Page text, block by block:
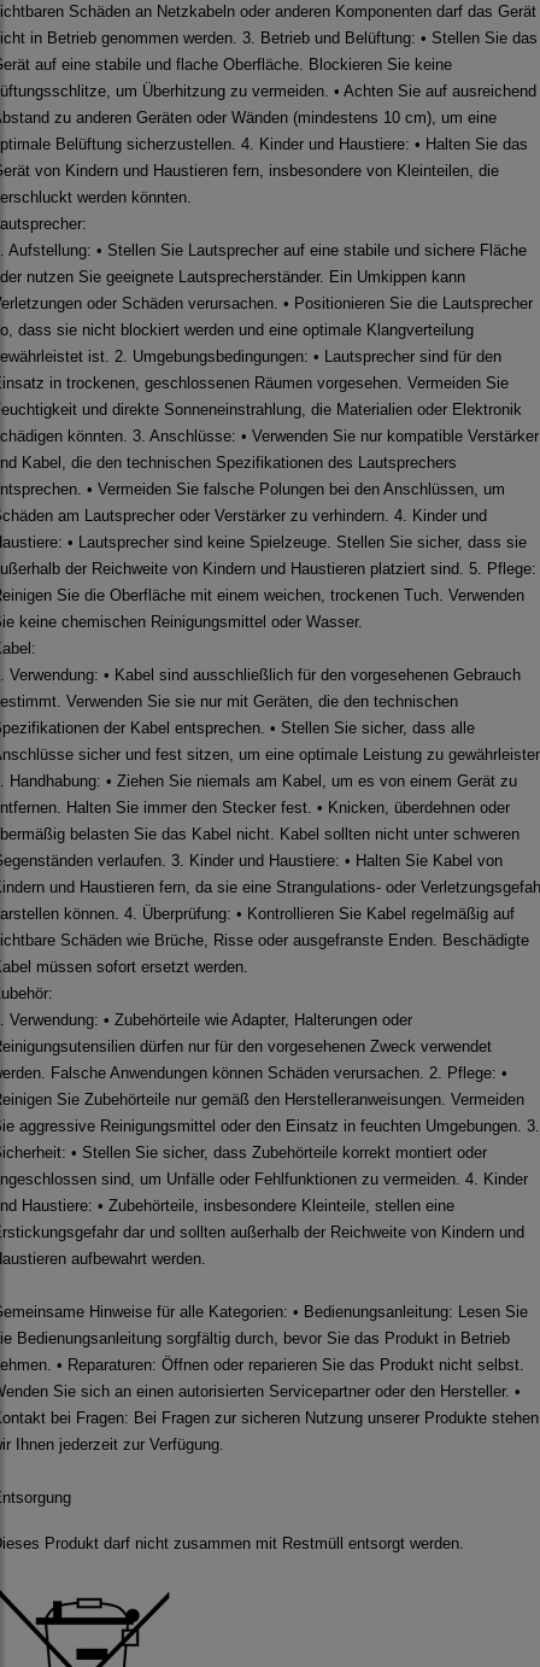
Schäden an Netzkabeln oder anderen Komponenten darf das Gerät
in Betrieb genommen werden. 3. Betrieb und Belüftung: • Stellen Sie das
auf eine stabile und flache Oberfläche. Blockieren Sie keine
um Überhitzung zu vermeiden. • Achten Sie auf ausreichend
zu anderen Geräten oder Wänden (mindestens 10 cm), um eine
Belüftung sicherzustellen. 4. Kinder und Haustiere: • Halten Sie das
von Kindern und Haustieren fern, insbesondere von Kleinteilen, die
werden könnten.
Aufstellung: • Stellen Sie Lautsprecher auf eine stabile und sichere Fläche
nutzen Sie geeignete Lautsprecherständer. Ein Umkippen kann
oder Schäden verursachen. • Positionieren Sie die Lautsprecher
dass sie nicht blockiert werden und eine optimale Klangverteilung
ist. 2. Umgebungsbedingungen: • Lautsprecher sind für den
in trockenen, geschlossenen Räumen vorgesehen. Vermeiden Sie
und direkte Sonneneinstrahlung, die Materialien oder Elektronik
könnten. 3. Anschlüsse: • Verwenden Sie nur kompatible Verstärker
Kabel, die den technischen Spezifikationen des Lautsprechers
• Vermeiden Sie falsche Polungen bei den Anschlüssen, um
am Lautsprecher oder Verstärker zu verhindern. 4. Kinder und
• Lautsprecher sind keine Spielzeuge. Stellen Sie sicher, dass sie
der Reichweite von Kindern und Haustieren platziert sind. 5. Pflege:
Sie die Oberfläche mit einem weichen, trockenen Tuch. Verwenden
keine chemischen Reinigungsmittel oder Wasser.
Verwendung: • Kabel sind ausschließlich für den vorgesehenen Gebrauch
Verwenden Sie sie nur mit Geräten, die den technischen
der Kabel entsprechen. • Stellen Sie sicher, dass alle
sicher und fest sitzen, um eine optimale Leistung zu
Handhabung: • Ziehen Sie niemals am Kabel, um es von einem Gerät zu
Halten Sie immer den Stecker fest. • Knicken, überdehnen oder
belasten Sie das Kabel nicht. Kabel sollten nicht unter schweren
verlaufen. 3. Kinder und Haustiere: • Halten Sie Kabel von
und Haustieren fern, da sie eine Strangulations- oder
können. 4. Überprüfung: • Kontrollieren Sie Kabel regelmäßig auf
Schäden wie Brüche, Risse oder ausgefranste Enden. Beschädigte
müssen sofort ersetzt werden.
Verwendung: • Zubehörteile wie Adapter, Halterungen oder
dürfen nur für den vorgesehenen Zweck verwendet
Falsche Anwendungen können Schäden verursachen. 2. Pflege: •
Sie Zubehörteile nur gemäß den Herstelleranweisungen. Vermeiden
aggressive Reinigungsmittel oder den Einsatz in feuchten Umgebungen. 3.
• Stellen Sie sicher, dass Zubehörteile korrekt montiert oder
sind, um Unfälle oder Fehlfunktionen zu vermeiden. 4. Kinder
Haustiere: • Zubehörteile, insbesondere Kleinteile, stellen eine
dar und sollten außerhalb der Reichweite von Kindern und
aufbewahrt werden.
Hinweise für alle Kategorien: • Bedienungsanleitung: Lesen Sie
Bedienungsanleitung sorgfältig durch, bevor Sie das Produkt in Betrieb
• Reparaturen: Öffnen oder reparieren Sie das Produkt nicht selbst.
Sie sich an einen autorisierten Servicepartner oder den Hersteller. •
bei Fragen: Bei Fragen zur sicheren Nutzung unserer Produkte stehen
Ihnen jederzeit zur Verfügung.
Produkt darf nicht zusammen mit Restmüll entsorgt werden.